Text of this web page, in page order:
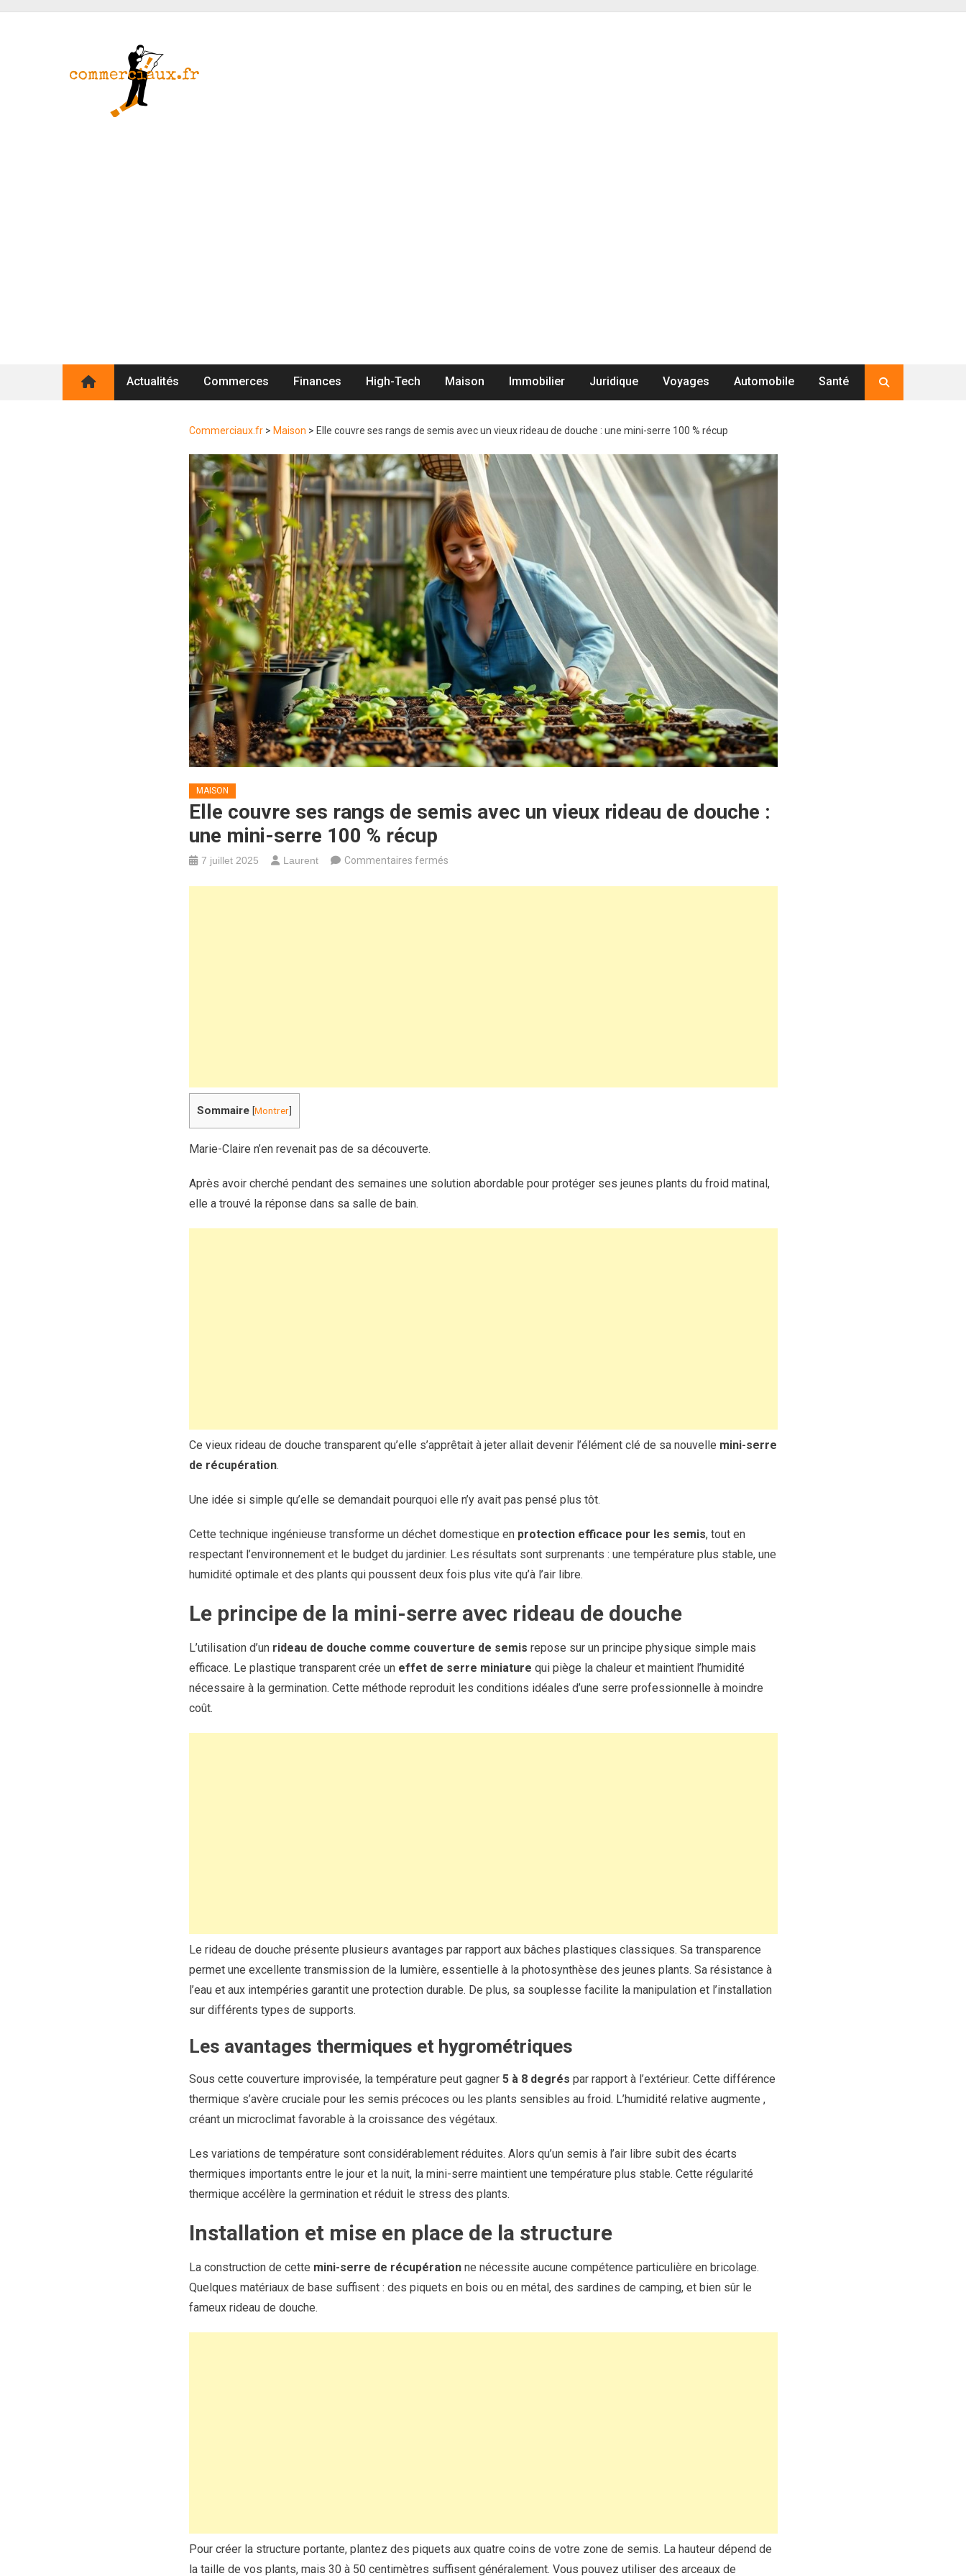
Actualités Commerces Finances High-Tech Maison Immobilier Juridique Voyages Automobile Santé
Commerciaux.fr> Maison > Elle couvre ses rangs de semis avec un vieux rideau de douche : une mini-serre 100 % récup
MAISON
Elle couvre ses rangs de semis avec un vieux rideau de douche :
une mini-serre 100 % récup
7 juillet 2025 Laurent Commentaires ferméssur
%
Sommaire [Montrer]
Marie-Claire n’en revenait pas de sa découverte.
Après avoir cherché pendant des semaines une solution abordable pour protéger ses jeunes plants du froid matinal,
elle a trouvé la réponse dans sa salle de bain.
Ce vieux rideau de douche transparent qu’elle s’apprêtait à jeter allait devenir l’élément clé de sa nouvelle mini-serre
de récupération.
Une idée si simple qu’elle se demandait pourquoi elle n’y avait pas pensé plus tôt.
Cette technique ingénieuse transforme un déchet domestique en protection efficace pour les semis, tout en
respectant l’environnement et le budget du jardinier. Les résultats sont surprenants : une température plus stable, une
humidité optimale et des plants qui poussent deux fois plus vite qu’à l’air libre.
Le principe de la mini-serre avec rideau de douche
L’utilisation d’un rideau de douche comme couverture de semis repose sur un principe physique simple mais
efficace. Le plastique transparent crée un effet de serre miniature qui piège la chaleur et maintient l’humidité
nécessaire à la germination. Cette méthode reproduit les conditions idéales d’une serre professionnelle à moindre
coût.
Le rideau de douche présente plusieurs avantages par rapport aux bâches plastiques classiques. Sa transparence
permet une excellente transmission de la lumière, essentielle à la photosynthèse des jeunes plants. Sa résistance à
l’eau et aux intempéries garantit une protection durable. De plus, sa souplesse facilite la manipulation et l’installation
sur différents types de supports.
Les avantages thermiques et hygrométriques
Sous cette couverture improvisée, la température peut gagner 5 à 8 degrés par rapport à l’extérieur. Cette différence
thermique s’avère cruciale pour les semis précoces ou les plants sensibles au froid. L’humidité relative augmente ,
créant un microclimat favorable à la croissance des végétaux.
Les variations de température sont considérablement réduites. Alors qu’un semis à l’air libre subit des écarts
thermiques importants entre le jour et la nuit, la mini-serre maintient une température plus stable. Cette régularité
thermique accélère la germination et réduit le stress des plants.
Installation et mise en place de la structure
La construction de cette mini-serre de récupérationne nécessite aucune compétence particulière en bricolage.
Quelques matériaux de base suffisent : des piquets en bois ou en métal, des sardines de camping, et bien sûr le
fameux rideau de douche.
Pour créer la structure portante, plantez des piquets aux quatre coins de votre zone de semis. La hauteur dépend de
la taille de vos plants, mais 30 à 50 centimètres suffisent généralement. Vous pouvez utiliser des arceaux de